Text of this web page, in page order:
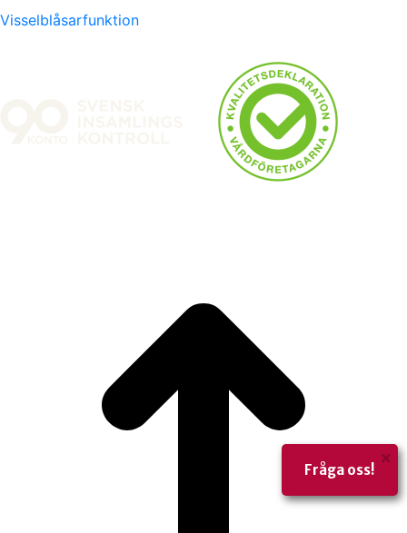
Visselblåsarfunktion
Fråga oss!
×